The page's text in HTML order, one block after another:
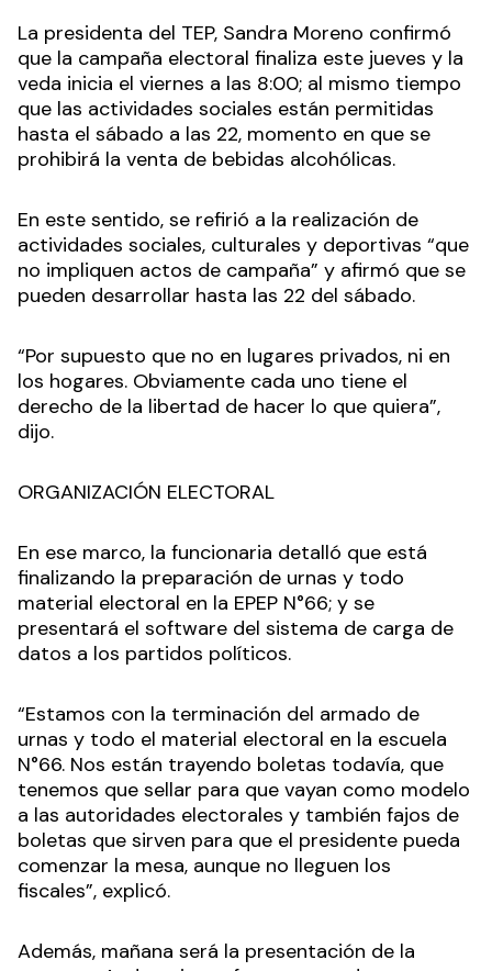
La presidenta del TEP, Sandra Moreno confirmó
que la campaña electoral finaliza este jueves y la
veda inicia el viernes a las 8:00; al mismo tiempo
que las actividades sociales están permitidas
hasta el sábado a las 22, momento en que se
prohibirá la venta de bebidas alcohólicas.
En este sentido, se refirió a la realización de
actividades sociales, culturales y deportivas “que
no impliquen actos de campaña” y afirmó que se
pueden desarrollar hasta las 22 del sábado.
“Por supuesto que no en lugares privados, ni en
los hogares. Obviamente cada uno tiene el
derecho de la libertad de hacer lo que quiera”,
dijo.
ORGANIZACIÓN ELECTORAL
En ese marco, la funcionaria detalló que está
finalizando la preparación de urnas y todo
material electoral en la EPEP N°66; y se
presentará el software del sistema de carga de
datos a los partidos políticos.
“Estamos con la terminación del armado de
urnas y todo el material electoral en la escuela
N°66. Nos están trayendo boletas todavía, que
tenemos que sellar para que vayan como modelo
a las autoridades electorales y también fajos de
boletas que sirven para que el presidente pueda
comenzar la mesa, aunque no lleguen los
fiscales”, explicó.
Además, mañana será la presentación de la